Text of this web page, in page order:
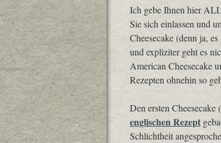
Ich gebe Ihnen hier
Sie sich einlassen und
Cheesecake (denn ja,
und expliziter geht es
American Cheesecake
Rezepten ohnehin so
Den ersten
englischen Rezept
Schlichtheit